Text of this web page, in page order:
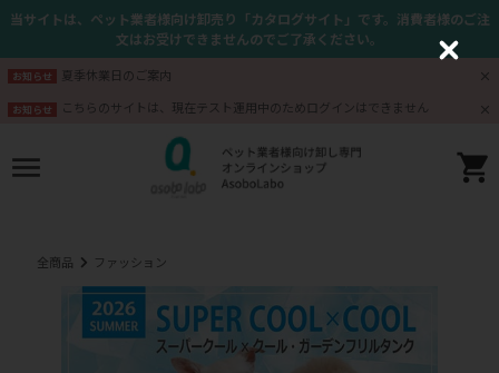
当サイトは、ペット業者様向け卸売り「カタログサイト」です。消費者様のご注
文はお受けできませんのでご了承ください。
お知らせ 夏季休業日のご案内
お知らせ こちらのサイトは、現在テスト運用中のためログインはできません
全商品 ファッション
C